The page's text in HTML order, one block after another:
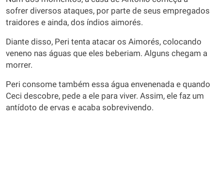
sofrer diversos ataques, por parte de seus empregados
traidores e ainda, dos índios aimorés.
Diante disso, Peri tenta atacar os Aimorés, colocando
veneno nas águas que eles beberiam. Alguns chegam a
morrer.
Peri consome também essa água envenenada e quando
Ceci descobre, pede a ele para viver. Assim, ele faz um
antídoto de ervas e acaba sobrevivendo.